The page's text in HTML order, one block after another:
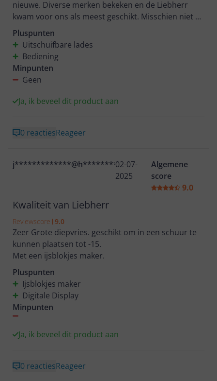
nieuwe. Diverse merken bekeken en de Liebherr
kwam voor ons als meest geschikt. Misschien niet de
goedkoopste maar is wel heel gebruiks vriendelijk
met mooie grote laden. Vooral de uitschuifbare
laden zijn fantastisch, door de lagers lopen die wel
heel soepel. Ook de 2 ÷6 jaar garantie vonden we
een grote plus. Wij zijn blij met de aanschaf van deze
Pluspunten
Uitschuifbare lades
Bediening
Minpunten
Geen
Ja, ik beveel dit product aan
0 reactiesReageer
j*************@h**********02-07-
2025
Algemene
score
9.0
Kwaliteit van Liebherr
Reviewscore 9.0
Zeer Grote diepvries. geschikt om in een schuur te
kunnen plaatsen tot -15.
Pluspunten
Ijsblokjes maker
Digitale Display
Minpunten
Ja, ik beveel dit product aan
0 reactiesReageer